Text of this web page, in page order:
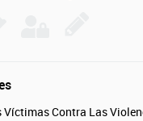
Víctimas Contra Las